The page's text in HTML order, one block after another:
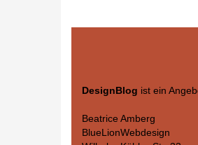
DesignBlog ist ein
Beatrice Amberg
BlueLionWebdesign